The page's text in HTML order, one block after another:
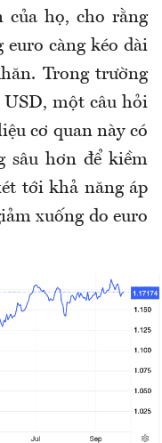
họ, cho rằng
càng kéo dài
Trong trường
USD, một câu hỏi
cơ quan này có
sâu hơn để kiềm
tới khả năng áp
xuống do euro